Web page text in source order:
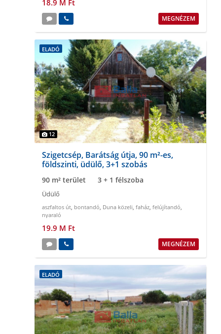
18.9 M Ft
MEGNÉZEM
ELADÓ
12
Szigetcsép, Barátság útja, 90 m²-es,
földszinti, üdülő, 3+1 szobás
90 m² terület 3 + 1 félszoba
Üdülő
aszfaltos út, bontandó, Duna közeli, faház, felújítandó,
nyaraló
19.9 M Ft
MEGNÉZEM
ELADÓ